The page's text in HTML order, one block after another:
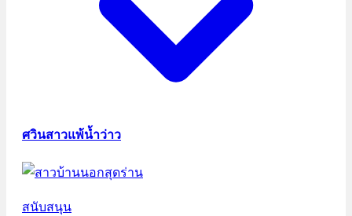
สนับสนุน
ศวินสาวแพ้น้ำว่าว